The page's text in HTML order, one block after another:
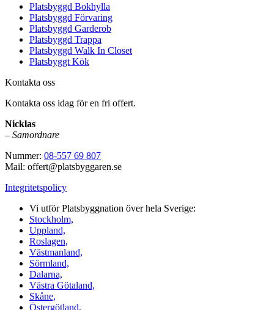
Platsbyggd Bokhylla
Platsbyggd Förvaring
Platsbyggd Garderob
Platsbyggd Trappa
Platsbyggd Walk In Closet
Platsbyggt Kök
Kontakta oss
Kontakta oss idag för en fri offert.
Nicklas
– Samordnare
Nummer: 08-557 69 807
Mail: offert@platsbyggaren.se
Integritetspolicy
Vi utför Platsbyggnation över hela Sverige:
Stockholm,
Uppland,
Roslagen,
Västmanland,
Sörmland,
Dalarna,
Västra Götaland,
Skåne,
Östergötland,